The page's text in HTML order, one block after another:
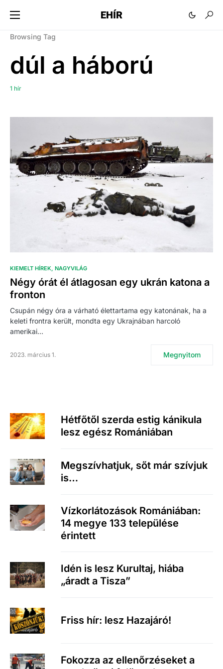
EHÍR
Browsing Tag
dúl a háború
1 hír
KIEMELT HÍREK NAGYVILÁG
Négy órát él átlagosan egy ukrán katona a
fronton
Csupán négy óra a várható élettartama egy katonának, ha a
keleti frontra került, mondta egy Ukrajnában harcoló
amerikai…
2023. március 1. Megnyitom
Hétfőtől szerda estig kánikula
lesz egész Romániában
Megszívhatjuk, sőt már szívjuk
is…
Vízkorlátozások Romániában:
14 megye 133 települése
érintett
Idén is lesz Kurultaj, hiába
„áradt a Tisza”
Friss hír: lesz Hazajáró!
Fokozza az ellenőrzéseket a